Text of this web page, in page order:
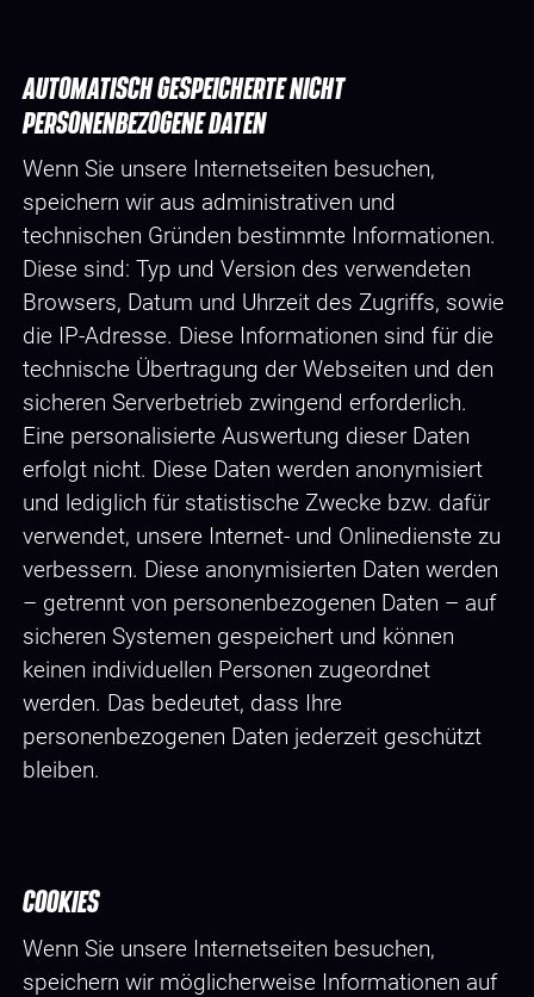
AUTOMATISCH GESPEICHERTE NICHT
PERSONENBEZOGENE DATEN
Wenn Sie unsere Internetseiten besuchen,
speichern wir aus administrativen und
technischen Gründen bestimmte Informationen.
Diese sind: Typ und Version des verwendeten
Browsers, Datum und Uhrzeit des Zugriffs, sowie
die IP-Adresse. Diese Informationen sind für die
technische Übertragung der Webseiten und den
sicheren Serverbetrieb zwingend erforderlich.
Eine personalisierte Auswertung dieser Daten
erfolgt nicht. Diese Daten werden anonymisiert
und lediglich für statistische Zwecke bzw. dafür
verwendet, unsere Internet- und Onlinedienste zu
verbessern. Diese anonymisierten Daten werden
– getrennt von personenbezogenen Daten – auf
sicheren Systemen gespeichert und können
keinen individuellen Personen zugeordnet
werden. Das bedeutet, dass Ihre
personenbezogenen Daten jederzeit geschützt
bleiben.
COOKIES
Wenn Sie unsere Internetseiten besuchen,
speichern wir möglicherweise Informationen auf